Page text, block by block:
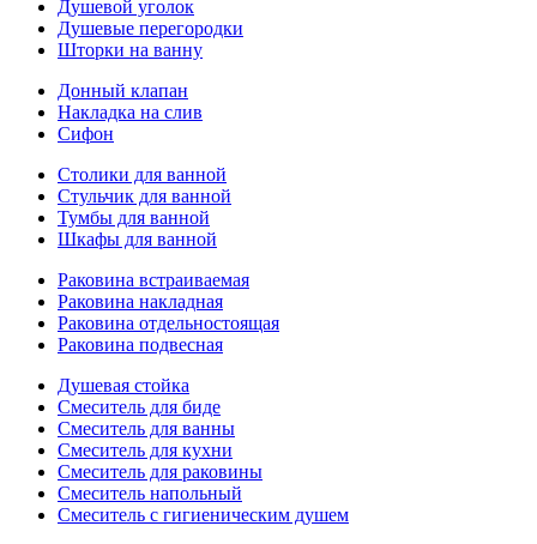
Душевой уголок
Душевые перегородки
Шторки на ванну
Донный клапан
Накладка на слив
Сифон
Столики для ванной
Стульчик для ванной
Тумбы для ванной
Шкафы для ванной
Раковина встраиваемая
Раковина накладная
Раковина отдельностоящая
Раковина подвесная
Душевая стойка
Смеситель для биде
Смеситель для ванны
Смеситель для кухни
Смеситель для раковины
Смеситель напольный
Смеситель с гигиеническим душем